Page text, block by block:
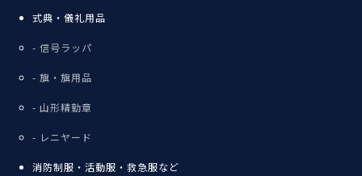
式典・儀礼用品
信号ラッパ
旗・旗用品
山形精勤章
レニヤード
消防制服・活動服・救急服など